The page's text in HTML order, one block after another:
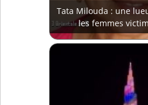
Tata Milouda : une
les femmes